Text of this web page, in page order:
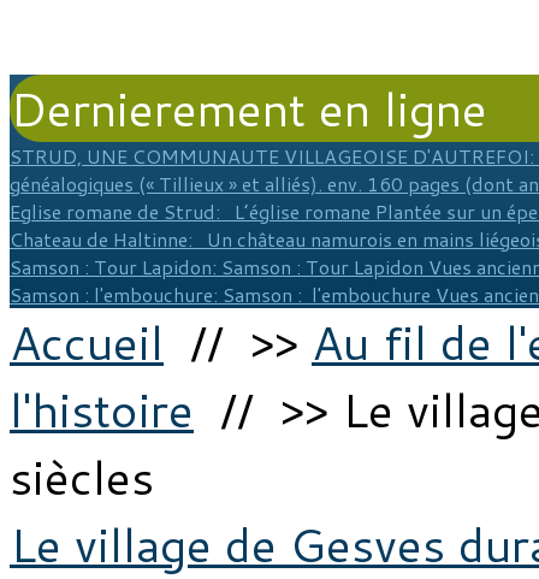
Dernierement en ligne
STRUD, UNE COMMUNAUTE VILLAGEOISE D'AUTREFOI
généalogiques (« Tillieux » et alliés). env. 160 pages (dont
Eglise romane de Strud: L’église romane Plantée sur un
Chateau de Haltinne: Un château namurois en mains
Samson : Tour Lapidon: Samson : Tour Lapidon Vues
Samson : l'embouchure: Samson : l'embouchure Vues
Accueil // >> Au fil de
l'histoire // >> Le
siècles
Le village de Gesves